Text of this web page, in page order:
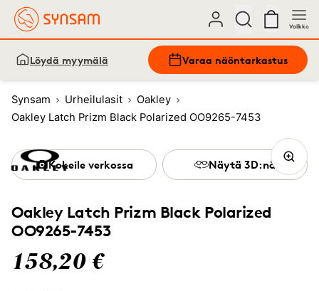
Valikko
Löydä myymälä Varaa näöntarkastus
Synsam Urheilulasit
Oakley
Oakley Latch Prizm Black Polarized OO9265-7453
Oakley Latch Prizm Black Polarized
OO9265-7453
158,20 €
Kokeile verkossa Näytä 3D:nä